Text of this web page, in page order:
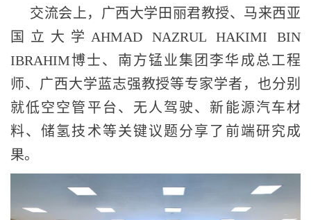
交流会上，广西大学田丽君教授、马来西亚
国立大学AHMAD NAZRUL HAKIMI BIN
IBRAHIM博士、南方锰业集团李华成总工程
师、广西大学蓝志强教授等专家学者，也分别
就低空空管平台、无人驾驶、新能源汽车材
料、储氢技术等关键议题分享了前端研究成
果。